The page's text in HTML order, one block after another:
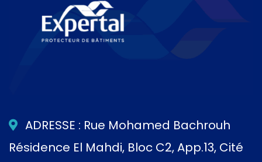
ADRESSE : Rue Mohamed Bachrouh
Résidence El Mahdi, Bloc C2, App.13, Cité